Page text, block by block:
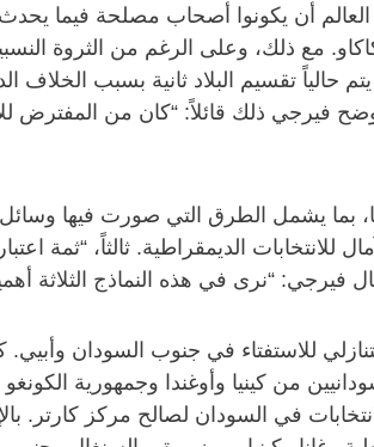
أن يكونوا أصحاب مصلحة فيما يحدث
مع ذلك، وعلى الرغم من الثروة
حالياً تقسيم البلاد ثانية بسبب الخلاف
فيرجي ذلك قائلاً: “كان من المفترض
بما يشمل الطرق التي صورت فيها
للانتخابات الديمقراطية. ثالثاً، “ثمة
قال فيرجي: “نرى في هذه النماذج الثلاثة
للاستفتاء في جنوب السودان
السودانيين من كينيا وأوغندا وجمهورية
دولية للانتخابات في السودان لصالح مركز